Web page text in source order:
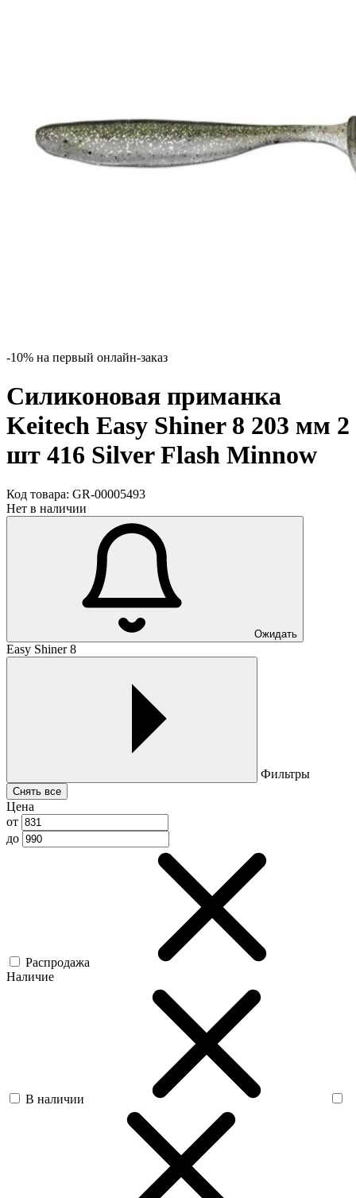
-10% на первый онлайн-заказ
Силиконовая приманка
Keitech Easy Shiner 8 203 мм 2
шт 416 Silver Flash Minnow
Код товара: GR-00005493
Нет в наличии
Ожидать
Easy Shiner 8
Фильтры
Снять все
Цена
от
до
Распродажа
Наличие
В наличии